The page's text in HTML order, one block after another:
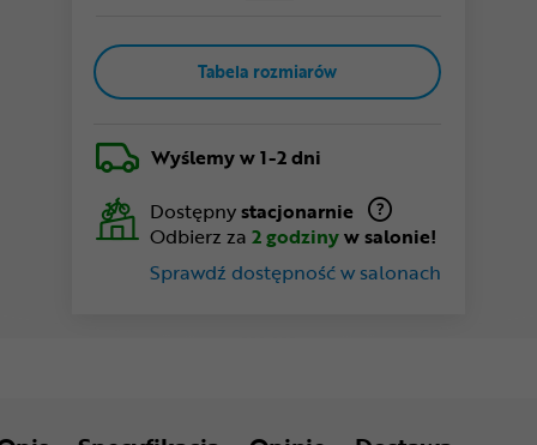
Tabela rozmiarów
Wyślemyw 1-2 dni
Dostępnystacjonarnie
Odbierz za 2 godzinyw salonie!
Sprawdź dostępność w salonach